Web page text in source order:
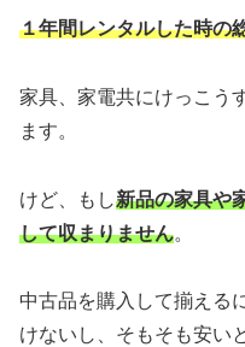
１年間レンタルした時
家具、家電共にけっこう
ます。
けど、もし新品の家具や
して収まりません。
中古品を購入して揃える
けないし、そもそも安い